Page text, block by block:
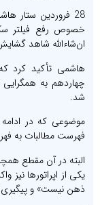
28 فروردین ستار
خصوص رفع فیلتر
ان‌شاءالله شاهد
هاشمی تأکید کرد که
چهاردهم به
شد.
موضوعی که در
فهرست مطالبات به
البته در آن مقطع
یکی از اپراتورها
ذهن نیست» و